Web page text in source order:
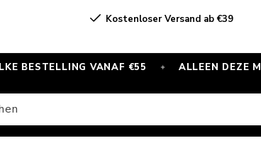
Kostenloser Versand ab €39
VANAF €55 ✦ ALLEEN DEZE MAAND